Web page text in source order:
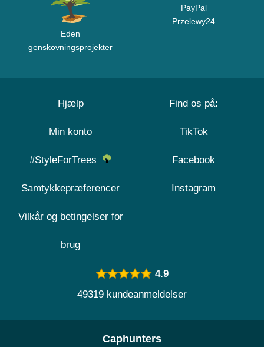
Eden
genskovningsprojekter
PayPal
Przelewy24
Hjælp
Min konto
#StyleForTrees
Samtykkepræferencer
Vilkår og betingelser for
brug
Find os på:
TikTok
Facebook
Instagram
4.9
49319 kundeanmeldelser
Caphunters